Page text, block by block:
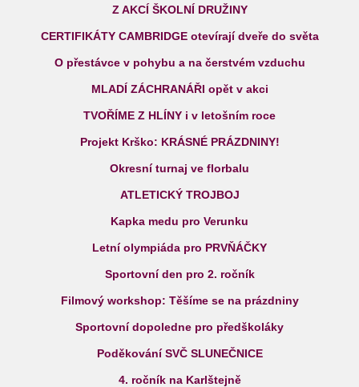
Z AKCÍ ŠKOLNÍ DRUŽINY
CERTIFIKÁTY CAMBRIDGE otevírají dveře do světa
O přestávce v pohybu a na čerstvém vzduchu
MLADÍ ZÁCHRANÁŘI opět v akci
TVOŘÍME Z HLÍNY i v letošním roce
Projekt Krško: KRÁSNÉ PRÁZDNINY!
Okresní turnaj ve florbalu
ATLETICKÝ TROJBOJ
Kapka medu pro Verunku
Letní olympiáda pro PRVŇÁČKY
Sportovní den pro 2. ročník
Filmový workshop: Těšíme se na prázdniny
Sportovní dopoledne pro předškoláky
Poděkování SVČ SLUNEČNICE
4. ročník na Karlštejně